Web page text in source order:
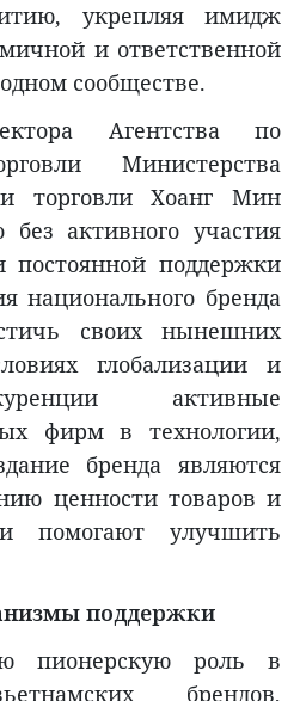
укрепляя имидж
и ответственной
сообществе.
Агентства по
Министерства
торговли Хоанг Мин
активного участия
постоянной поддержки
национального бренда
своих нынешних
глобализации и
активные
фирм в технологии,
бренда являются
ценности товаров и
помогают улучшить
поддержки
пионерскую роль в
брендов,